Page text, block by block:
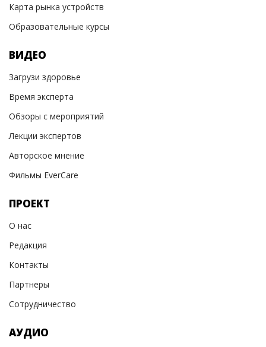
Карта рынка устройств
Образовательные курсы
ВИДЕО
Загрузи здоровье
Время эксперта
Обзоры с мероприятий
Лекции экспертов
Авторское мнение
Фильмы EverCare
ПРОЕКТ
О нас
Редакция
Контакты
Партнеры
Сотрудничество
АУДИО